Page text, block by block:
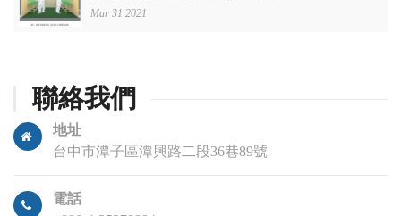
Mar 31 2021
聯絡我們
地址
台中市潭子區潭興路二段36巷89號
電話